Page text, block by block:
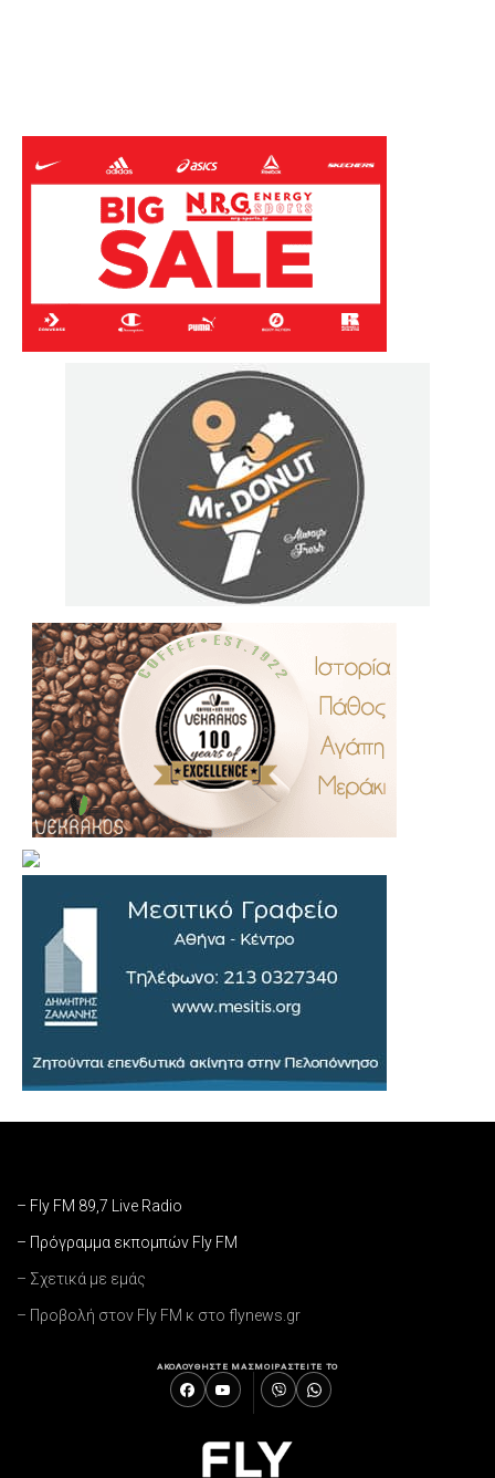
– Fly FM 89,7 Live Radio
– Πρόγραμμα εκπομπών Fly FM
– Σχετικά με εμάς
– Προβολή στον Fly FM κ στο flynews.gr
ΑΚΟΛΟΥΘΗΣΤΕ ΜΑΣΜΟΙΡΑΣΤΕΙΤΕ ΤΟ